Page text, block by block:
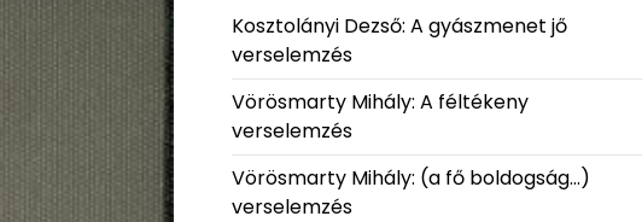
Kosztolányi Dezső: A gyászmenet jő
verselemzés
Vörösmarty Mihály: A féltékeny
verselemzés
Vörösmarty Mihály: (a fő boldogság…)
verselemzés